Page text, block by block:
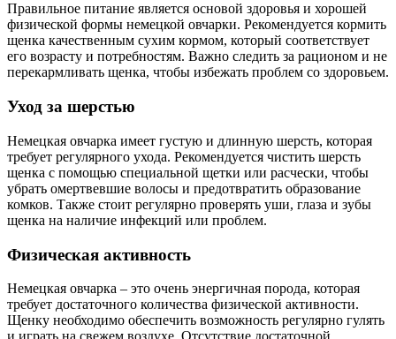
Правильное питание является основой здоровья и хорошей
физической формы немецкой овчарки. Рекомендуется кормить
щенка качественным сухим кормом, который соответствует
его возрасту и потребностям. Важно следить за рационом и не
перекармливать щенка, чтобы избежать проблем со здоровьем.
Уход за шерстью
Немецкая овчарка имеет густую и длинную шерсть, которая
требует регулярного ухода. Рекомендуется чистить шерсть
щенка с помощью специальной щетки или расчески, чтобы
убрать омертвевшие волосы и предотвратить образование
комков. Также стоит регулярно проверять уши, глаза и зубы
щенка на наличие инфекций или проблем.
Физическая активность
Немецкая овчарка – это очень энергичная порода, которая
требует достаточного количества физической активности.
Щенку необходимо обеспечить возможность регулярно гулять